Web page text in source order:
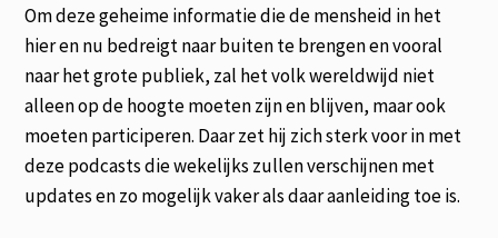
Om deze geheime informatie die de mensheid in het
hier en nu bedreigt naar buiten te brengen en vooral
naar het grote publiek, zal het volk wereldwijd niet
alleen op de hoogte moeten zijn en blijven, maar ook
moeten participeren. Daar zet hij zich sterk voor in met
deze podcasts die wekelijks zullen verschijnen met
updates en zo mogelijk vaker als daar aanleiding toe is.